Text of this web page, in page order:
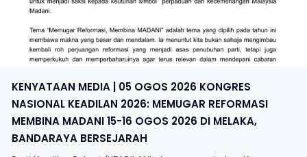
KENYATAAN MEDIA | 05 OGOS 2026 KONGRES
NASIONAL KEADILAN 2026: MEMUGAR REFORMASI
MEMBINA MADANI 15-16 OGOS 2026 DI MELAKA,
BANDARAYA BERSEJARAH